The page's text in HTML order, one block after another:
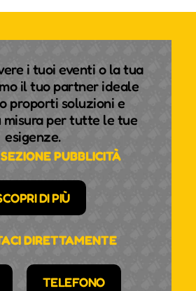
i tuoi eventi o la tua
il tuo partner ideale
proporti soluzioni e
misura per tutte le tue
esigenze.
PUBBLICITÀ
DI PIÙ
DIRETTAMENTE
TELEFONO